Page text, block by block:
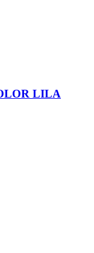
LILA